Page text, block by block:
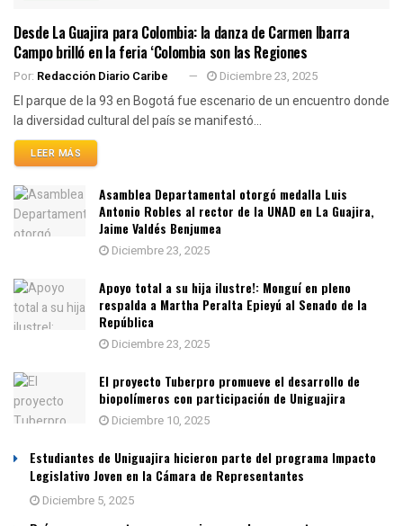
Desde La Guajira para Colombia: la danza de Carmen Ibarra
Campo brilló en la feria ‘Colombia son las Regiones
Por: Redacción Diario Caribe Diciembre 23, 2025
El parque de la 93 en Bogotá fue escenario de un encuentro donde
la diversidad cultural del país se manifestó...
LEER MÁS
Asamblea Departamental otorgó medalla Luis
Antonio Robles al rector de la UNAD en La Guajira,
Jaime Valdés Benjumea
Diciembre 23, 2025
Apoyo total a su hija ilustre!: Monguí en pleno
respalda a Martha Peralta Epieyú al Senado de la
República
Diciembre 23, 2025
El proyecto Tuberpro promueve el desarrollo de
biopolímeros con participación de Uniguajira
Diciembre 10, 2025
Estudiantes de Uniguajira hicieron parte del programa Impacto
Legislativo Joven en la Cámara de Representantes
Diciembre 5, 2025